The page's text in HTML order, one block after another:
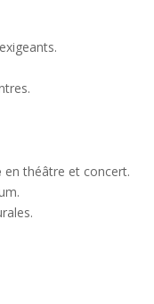
en théâtre et concert.